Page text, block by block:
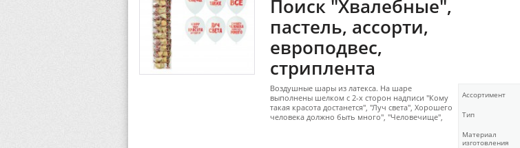
Поиск "Хвалебные",
пастель, ассорти,
европодвес,
стриплента
Воздушные шары из латекса. На шаре
выполнены шелком с 2-х сторон надписи "Кому
такая красота достанется", "Луч света", Хорошего
человека должно быть много", "Человечище",
Ассортимент
Тип
Материал
изготовления